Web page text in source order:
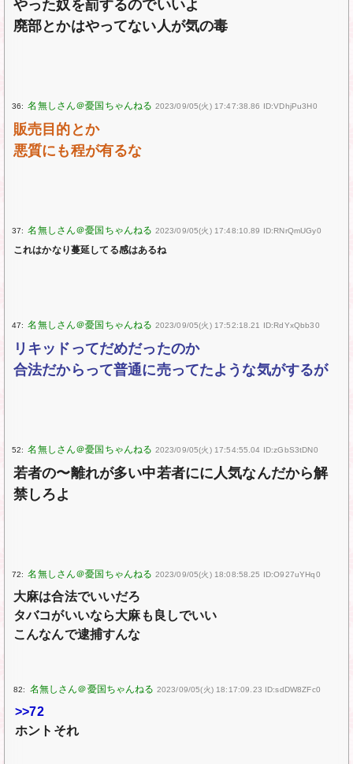
やった奴を罰するのでいいよ
廃部とかはやってない人が気の毒
36: 2023/09/05(火) 17:47:38.86 ID:VDhjPu3H0
販売目的とか
悪質にも程が有るな
37: 2023/09/05(火) 17:48:10.89 ID:RNrQmUGy0
これはかなり蔓延してる感はあるね
47: 2023/09/05(火) 17:52:18.21 ID:RdYxQbb30
リキッドってだめだったのか
合法だからって普通に売ってたような気がするが
52: 2023/09/05(火) 17:54:55.04 ID:zGbS3tDN0
若者の〜離れが多い中若者にに人気なんだから解
禁しろよ
72: 2023/09/05(火) 18:08:58.25 ID:O927uYHq0
大麻は合法でいいだろ
タバコがいいなら大麻も良しでいい
こんなんで逮捕すんな
82: 2023/09/05(火) 18:17:09.23 ID:sdDW8ZFc0
>>72
ホントそれ